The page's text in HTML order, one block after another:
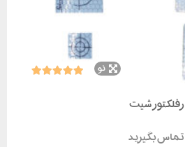
نو
رفلکتور شیت
تماس بگیرید